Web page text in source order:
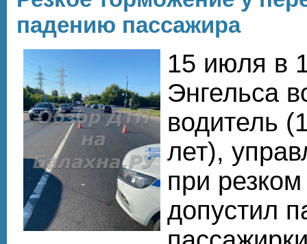
падению пассажира
15 июля в
Энгельса
водитель
лет),
при
допустил